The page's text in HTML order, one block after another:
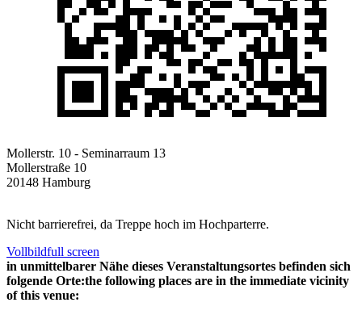
Mollerstr. 10 - Seminarraum 13
Mollerstraße 10
20148 Hamburg
Nicht barrierefrei, da Treppe hoch im Hochparterre.
Vollbildfull screen
in unmittelbarer Nähe dieses Veranstaltungsortes befinden sich
folgende Orte:the following places are in the immediate vicinity
of this venue: